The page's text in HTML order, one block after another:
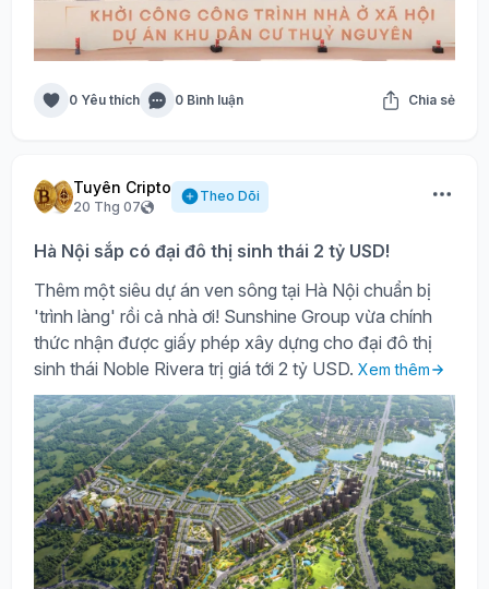
0 Yêu thích 0 Bình luận Chia sẻ
Tuyên Cripto
20 Thg 07
Theo Dõi
Hà Nội sắp có đại đô thị sinh thái 2 tỷ USD!
Thêm một siêu dự án ven sông tại Hà Nội chuẩn bị
'trình làng' rồi cả nhà ơi! Sunshine Group vừa chính
thức nhận được giấy phép xây dựng cho đại đô thị
sinh thái Noble Rivera trị giá tới 2 tỷ USD. Xem thêm